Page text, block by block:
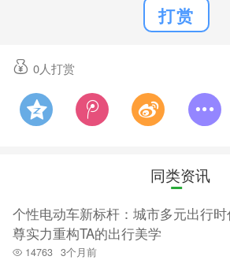
打赏
0人打赏
同类资讯
个性电动车新标杆：城市多元出行
尊实力重构TA的出行美学
14763 3个月前